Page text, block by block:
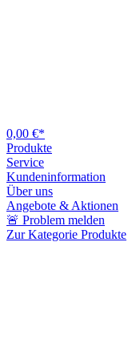
0,00 €*
Produkte
Service
Kundeninformation
Über uns
Angebote & Aktionen
🚨 Problem melden
Zur Kategorie Produkte